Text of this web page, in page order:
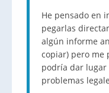
He pensado en
pegarlas
algún informe
copiar) pero me
podría dar
problemas